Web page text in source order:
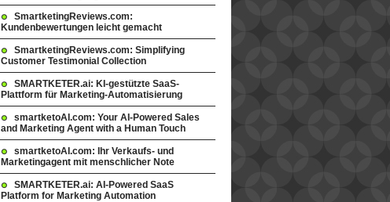
SmartketingReviews.com:
Kundenbewertungen leicht gemacht
SmartketingReviews.com: Simplifying
Customer Testimonial Collection
SMARTKETER.ai: KI-gestützte SaaS-
Plattform für Marketing-Automatisierung
smartketoAI.com: Your AI-Powered Sales
and Marketing Agent with a Human Touch
smartketoAI.com: Ihr Verkaufs- und
Marketingagent mit menschlicher Note
SMARTKETER.ai: AI-Powered SaaS
Platform for Marketing Automation